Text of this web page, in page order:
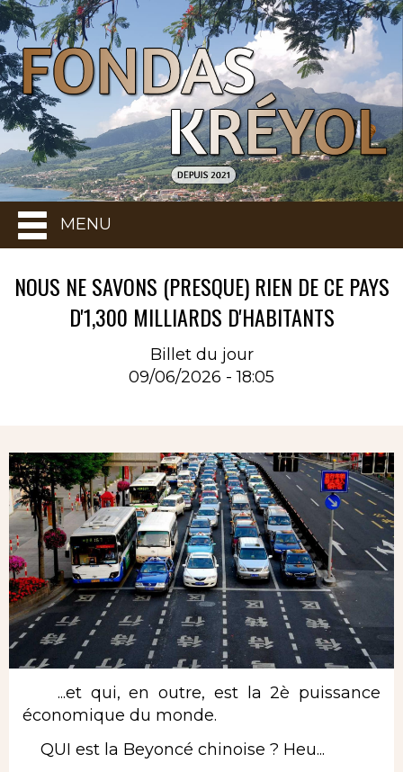
MENU
NOUS NE SAVONS (PRESQUE) RIEN DE CE PAYS
D'1,300 MILLIARDS D'HABITANTS
Billet du jour
09/06/2026 - 18:05
...et qui, en outre, est la 2è puissance
économique du monde.
QUI est la Beyoncé chinoise ? Heu...